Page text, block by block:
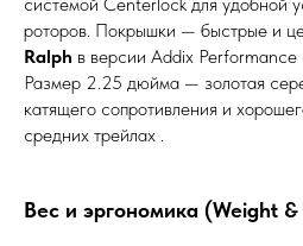
роторов. Покрышки — быстрые и
Ralph в версии Addix
Размер 2.25 дюйма — золотая
катящего сопротивления и
средних трейлах .
Вес и эргономика (Weight